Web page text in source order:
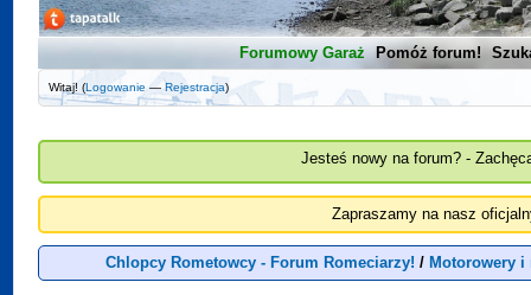
Forumowy Garaż Pomóż forum!
Witaj! (Logowanie —Rejestracja)
Jesteś nowy na forum? -
Zapraszamy na nasz
Chlopcy Rometowcy - Forum Romeciarzy! / Motorowery i